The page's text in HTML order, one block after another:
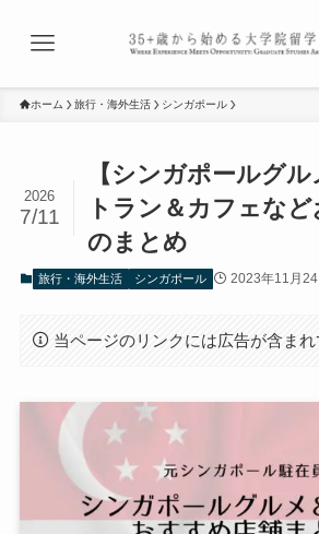
ホーム 旅行・海外生活 シンガポール
【シンガポールグ
トラン＆カフェな
のまとめ
2026
7/11
旅行・海外生活 シンガポール 2023年11月24
当ページのリンクには広告が含まれ